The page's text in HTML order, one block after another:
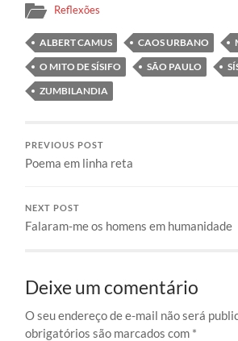
Reflexões
ALBERT CAMUS CAOS URBANO
O MITO DE SÍSIFO
SÃO PAULO
ZUMBILANDIA
PREVIOUS POST
Poema em linha reta
NEXT POST
Falaram-me os homens em humanidade
Deixe um comentário
O seu endereço de e-mail não será
obrigatórios são marcados com *